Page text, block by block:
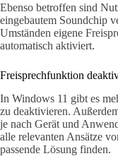
Ebenso betroffen sind
eingebautem Soundchip
Umständen eigene
automatisch aktiviert.
Freisprechfunktion
In Windows 11 gibt es
zu deaktivieren.
je nach Gerät und
alle relevanten Ansätze
passende Lösung finden.